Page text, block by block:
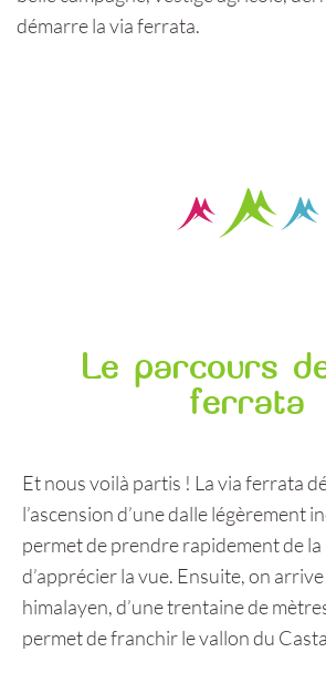
démarre la via ferrata.
Le parcours
ferrata
Et nous voilà partis ! La via ferrata
l’ascension d’une dalle légèrement
permet de prendre rapidement de
d’apprécier la vue. Ensuite, on
himalayen, d’une trentaine de
permet de franchir le vallon du